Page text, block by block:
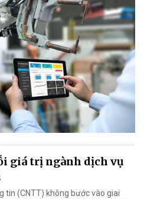
giá trị ngành dịch vụ
tin (CNTT) không bước vào giai